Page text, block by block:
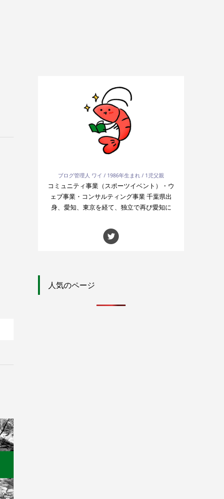
ブログ管理人 ワイ / 1986年生まれ / 1児父親
コミュニティ事業（スポーツイベント）・ウ
ェブ事業・コンサルティング事業 千葉県出
身、愛知、東京を経て、独立で再び愛知に
人気のページ